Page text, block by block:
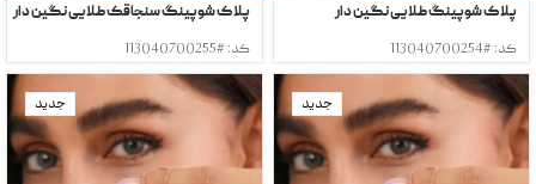
پلاک شوپینگ طلایی نگین دار
کد: #113040700254
پلاک شوپینگ سنجاقک طلایی نگین دار
کد: #113040700255
جدید جدید